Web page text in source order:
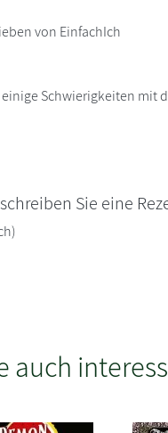
von EinfachIch
Schwierigkeiten mit
Sie eine
auch